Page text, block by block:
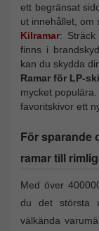
ett begränsat
ut innehållet, om
Kilramar:
finns i
kan du skydda
Ramar för LP-
mycket
favoritskivor ett
För sparande
ramar till
Med över
du det största
välkända